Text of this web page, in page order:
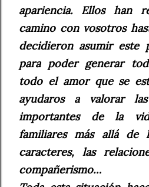
apariencia. Ellos han
camino con vosotros
decidieron asumir este
para poder generar
todo el amor que se
ayudaros a valorar
importantes de la
familiares más allá de
caracteres, las
compañerismo…